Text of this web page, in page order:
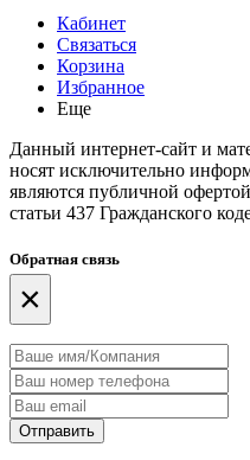
Кабинет
Связаться
Корзина
Избранное
Еще
Данный интернет-сайт и
носят исключительно
являются публичной
статьи 437 Гражданского
Обратная связь
×
Отправить